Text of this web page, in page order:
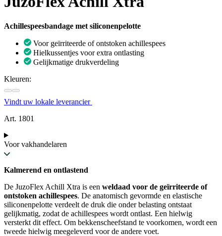
Achillespeesbandage met siliconenpelotte
Voor geïrriteerde of ontstoken achillespees
Hielkussentjes voor extra ontlasting
Gelijkmatige drukverdeling
Kleuren:
Vindt uw lokale leverancier
Art. 1801
Voor vakhandelaren
Kalmerend en ontlastend
De JuzoFlex Achill Xtra is een weldaad voor de geïrriteerde of
ontstoken achillespees. De anatomisch gevormde en elastische
siliconenpelotte verdeelt de druk die onder belasting ontstaat
gelijkmatig, zodat de achillespees wordt ontlast. Een hielwig
versterkt dit effect. Om bekkenscheefstand te voorkomen, wordt een
tweede hielwig meegeleverd voor de andere voet.